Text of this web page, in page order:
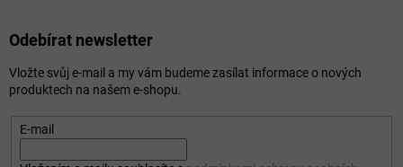
Odebírat newsletter
Vložte svůj e-mail a my vám budeme zasílat informace o nových
produktech na našem e-shopu.
E-mail